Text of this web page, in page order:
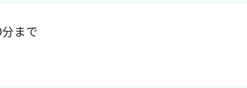
まで